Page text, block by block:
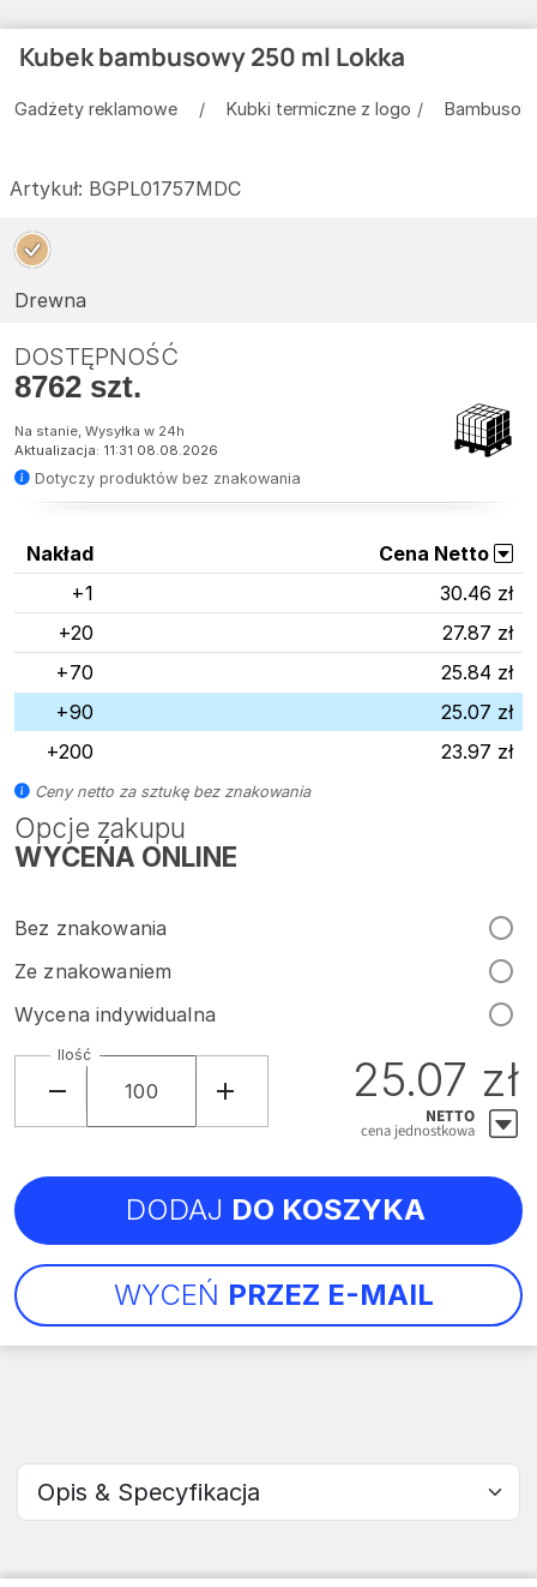
Kubek bambusowy 250 ml Lokka
Wybierz sekcję
Gadżety reklamowe Kubki termiczne z logo
Artykuł: BGPL01757MDC
Drewna
DOSTĘPNOŚĆ
8762 szt.
Na stanie, Wysyłka w 24h
Aktualizacja: 11:31 08.08.2026
Dotyczy produktów bez znakowania
Opcje zakupu
WYCEŃA ONLINE
Bez znakowania
Ze znakowaniem
Wycena indywidualna
Nakład
Cena Netto
+1
30.46 zł
+20
27.87 zł
+70
25.84 zł
+90
25.07 zł
+200
23.97 zł
Ceny netto za sztukę bez znakowania
Ilość 25.07 zł
NETTO
cena jednostkowa
WYCEŃ PRZEZ E-MAIL
DODAJ DO KOSZYKA